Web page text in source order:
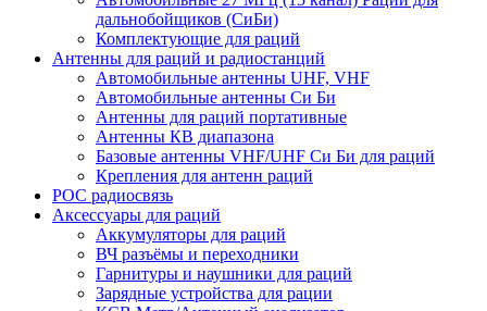
дальнобойщиков (СиБи)
Комплектующие для раций
Антенны для раций и радиостанций
Автомобильные антенны UHF, VHF
Автомобильные антенны Си Би
Антенны для раций портативные
Антенны КВ диапазона
Базовые антенны VHF/UHF Си Би для раций
Крепления для антенн раций
POC радиосвязь
Аксессуары для раций
Аккумуляторы для раций
ВЧ разъёмы и переходники
Гарнитуры и наушники для раций
Зарядные устройства для рации